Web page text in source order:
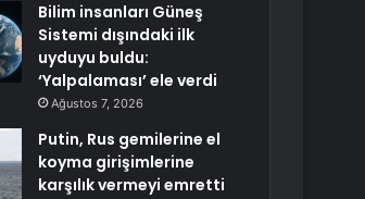
Bilim insanları Güneş
Sistemi dışındaki ilk
uyduyu buldu:
‘Yalpalaması’ ele verdi
Ağustos 7, 2026
Putin, Rus gemilerine el
koyma girişimlerine
karşılık vermeyi emretti